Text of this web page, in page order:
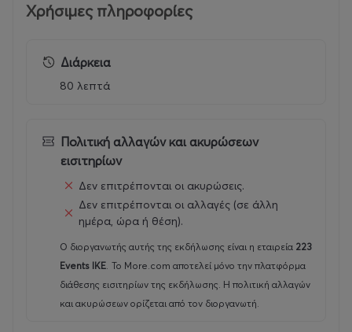
Χρήσιμες πληροφορίες
Διάρκεια
80 λεπτά
Πολιτική αλλαγών και ακυρώσεων
εισιτηρίων
Δεν επιτρέπονται οι ακυρώσεις.
Δεν επιτρέπονται οι αλλαγές (σε άλλη
ημέρα, ώρα ή θέση).
Ο διοργανωτής αυτής της εκδήλωσης είναι η εταιρεία 223
Events ΙΚΕ. Το More.com αποτελεί μόνο την πλατφόρμα
διάθεσης εισιτηρίων της εκδήλωσης. Η πολιτική αλλαγών
και ακυρώσεων ορίζεται από τον διοργανωτή.